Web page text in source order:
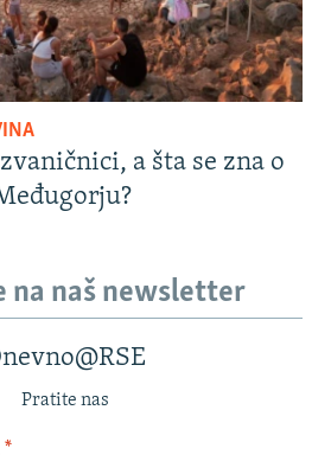
a šta se zna o
na naš newsletter
Pratite nas
*